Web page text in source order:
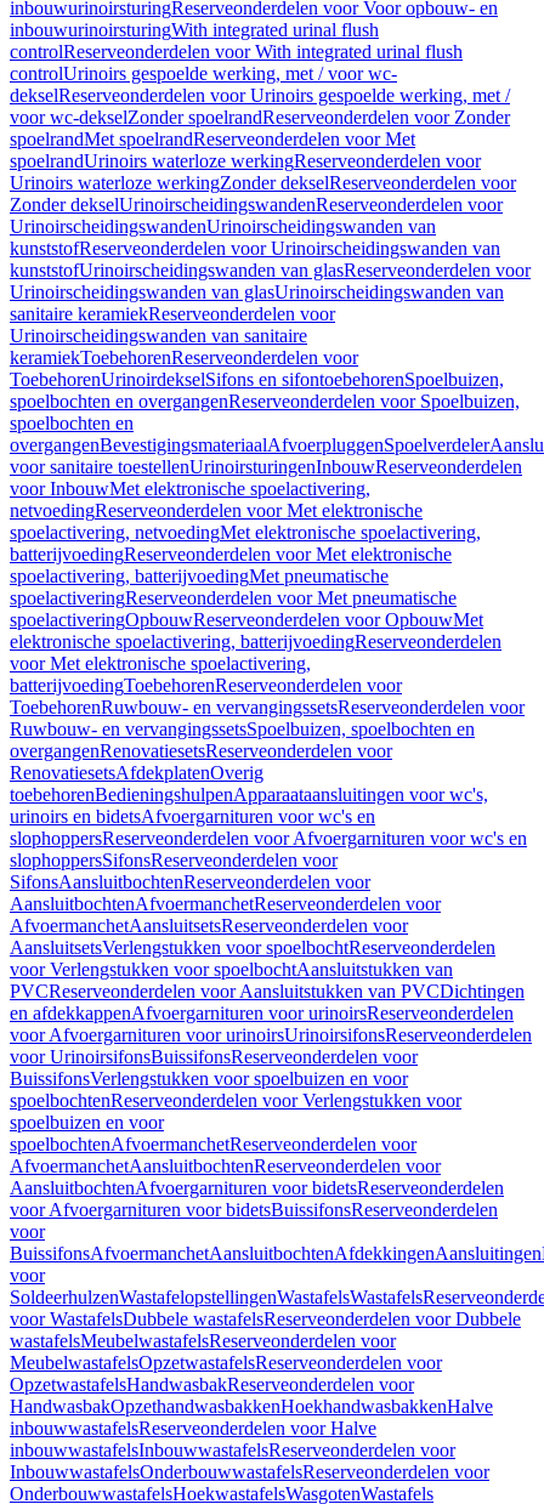
inbouwurinoirsturingReserveonderdelen voor Voor opbouw- en
inbouwurinoirsturingWith integrated urinal flush
controlReserveonderdelen voor With integrated urinal flush
controlUrinoirs gespoelde werking, met / voor wc-
dekselReserveonderdelen voor Urinoirs gespoelde werking, met /
voor wc-dekselZonder spoelrandReserveonderdelen voor Zonder
spoelrandMet spoelrandReserveonderdelen voor Met
spoelrandUrinoirs waterloze werkingReserveonderdelen voor
Urinoirs waterloze werkingZonder dekselReserveonderdelen voor
Zonder dekselUrinoirscheidingswandenReserveonderdelen voor
UrinoirscheidingswandenUrinoirscheidingswanden van
kunststofReserveonderdelen voor Urinoirscheidingswanden van
kunststofUrinoirscheidingswanden van glasReserveonderdelen voor
Urinoirscheidingswanden van glasUrinoirscheidingswanden van
sanitaire keramiekReserveonderdelen voor
Urinoirscheidingswanden van sanitaire
keramiekToebehorenReserveonderdelen voor
ToebehorenUrinoirdekselSifons en sifontoebehorenSpoelbuizen,
spoelbochten en overgangenReserveonderdelen voor Spoelbuizen,
spoelbochten en
overgangenBevestigingsmateriaalAfvoerpluggenSpoelverdeler
voor sanitaire toestellenUrinoirsturingenInbouwReserveonderdelen
voor InbouwMet elektronische spoelactivering,
netvoedingReserveonderdelen voor Met elektronische
spoelactivering, netvoedingMet elektronische spoelactivering,
batterijvoedingReserveonderdelen voor Met elektronische
spoelactivering, batterijvoedingMet pneumatische
spoelactiveringReserveonderdelen voor Met pneumatische
spoelactiveringOpbouwReserveonderdelen voor OpbouwMet
elektronische spoelactivering, batterijvoedingReserveonderdelen
voor Met elektronische spoelactivering,
batterijvoedingToebehorenReserveonderdelen voor
ToebehorenRuwbouw- en vervangingssetsReserveonderdelen voor
Ruwbouw- en vervangingssetsSpoelbuizen, spoelbochten en
overgangenRenovatiesetsReserveonderdelen voor
RenovatiesetsAfdekplatenOverig
toebehorenBedieningshulpenApparaataansluitingen voor wc's,
urinoirs en bidetsAfvoergarnituren voor wc's en
slophoppersReserveonderdelen voor Afvoergarnituren voor wc's en
slophoppersSifonsReserveonderdelen voor
SifonsAansluitbochtenReserveonderdelen voor
AansluitbochtenAfvoermanchetReserveonderdelen voor
AfvoermanchetAansluitsetsReserveonderdelen voor
AansluitsetsVerlengstukken voor spoelbochtReserveonderdelen
voor Verlengstukken voor spoelbochtAansluitstukken van
PVCReserveonderdelen voor Aansluitstukken van PVCDichtingen
en afdekkappenAfvoergarnituren voor urinoirsReserveonderdelen
voor Afvoergarnituren voor urinoirsUrinoirsifonsReserveonderdelen
voor UrinoirsifonsBuissifonsReserveonderdelen voor
BuissifonsVerlengstukken voor spoelbuizen en voor
spoelbochtenReserveonderdelen voor Verlengstukken voor
spoelbuizen en voor
spoelbochtenAfvoermanchetReserveonderdelen voor
AfvoermanchetAansluitbochtenReserveonderdelen voor
AansluitbochtenAfvoergarnituren voor bidetsReserveonderdelen
voor Afvoergarnituren voor bidetsBuissifonsReserveonderdelen
voor
BuissifonsAfvoermanchetAansluitbochtenAfdekkingenAansluitingen
voor
SoldeerhulzenWastafelopstellingenWastafelsWastafels
voor WastafelsDubbele wastafelsReserveonderdelen voor Dubbele
wastafelsMeubelwastafelsReserveonderdelen voor
MeubelwastafelsOpzetwastafelsReserveonderdelen voor
OpzetwastafelsHandwasbakReserveonderdelen voor
HandwasbakOpzethandwasbakkenHoekhandwasbakkenHalve
inbouwwastafelsReserveonderdelen voor Halve
inbouwwastafelsInbouwwastafelsReserveonderdelen voor
InbouwwastafelsOnderbouwwastafelsReserveonderdelen voor
OnderbouwwastafelsHoekwastafelsWasgotenWastafels